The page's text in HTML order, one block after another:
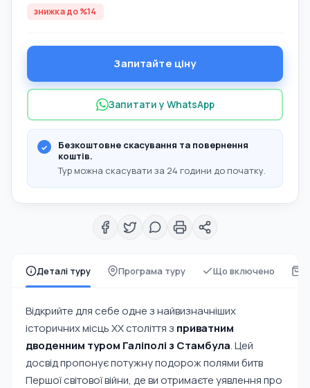
Деталі туру Програма туру Що включено
Відкрийте для себе одне з найвизначніших
історичних місць XX століття з приватним
дводенним туром Галіполі з Стамбула. Цей
досвід пропонує потужну подорож полями битв
Першої світової війни, де ви отримаєте уявлення про
знижка до %14
Запитайте ціну
Запитати у WhatsApp
Безкоштовне скасування та повернення
коштів.
Тур можна скасувати за 24 години до початку.